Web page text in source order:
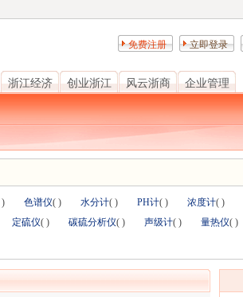
免费注册 立即登录
浙江经济 创业浙江 风云浙商 企业管理
) 色谱仪( ) 水分计( ) PH计( ) 浓度计( )
定硫仪( ) 碳硫分析仪( ) 声级计( ) 量热仪( )